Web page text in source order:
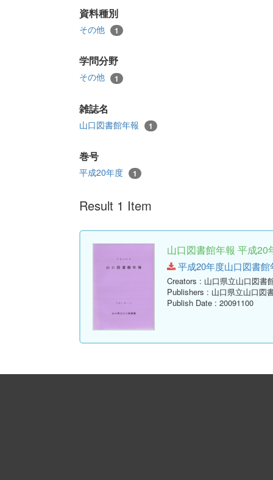
資料種別
その他 1
学問分野
その他 1
雑誌名
山口図書館年報 1
巻号
平成20年度 1
Result 1 Item
山口図書館年報 平成20
平成20年度山口図書館
Creators : 山口県立山口図書
Publishers : 山口県立山口図
Publish Date : 20091100